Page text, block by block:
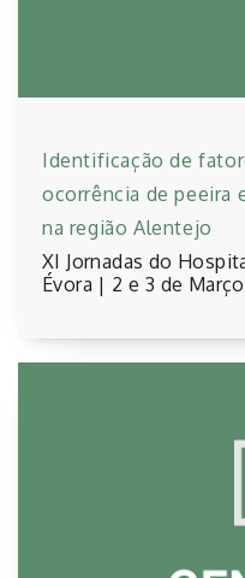
Identificação de
ocorrência de peeira
na região Alentejo
XI Jornadas do
Évora | 2 e 3 de